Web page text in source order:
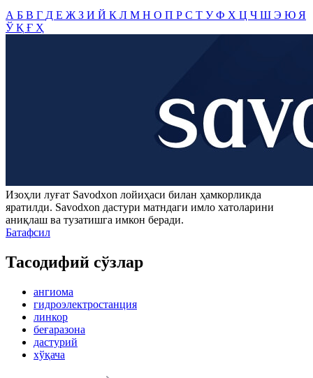
А Б В Г Д Е Ж З И Й К Л М Н О П Р С Т УФ Х Ц Ч Ш Э Ю Я
ЎҚ Ғ Ҳ
Изоҳли луғат Savodxon лойиҳаси билан ҳамкорликда
яратилди. Savodxon дастури матндаги имло хатоларини
аниқлаш ва тузатишга имкон беради.
Батафсил
Тасодифий сўзлар
ангиома
гидроэлектростанция
линкор
беғаразона
дастурий
хўқача